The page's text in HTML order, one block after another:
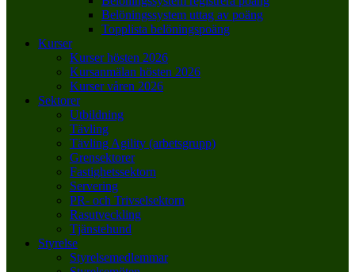
Belöningssystem uttag av poäng
Topplista belöningspoäng
Kurser
Kurser hösten 2026
Kursanmälan hösten 2026
Kurser våren 2026
Sektorer
Utbildning
Tävling
Tävling Agility (arbetsgrupp)
Grensektorer
Fastighetssektorn
Servering
PR- och Trivselsektorn
Rasutveckling
Tjänstehund
Styrelse
Styrelsemedlemmar